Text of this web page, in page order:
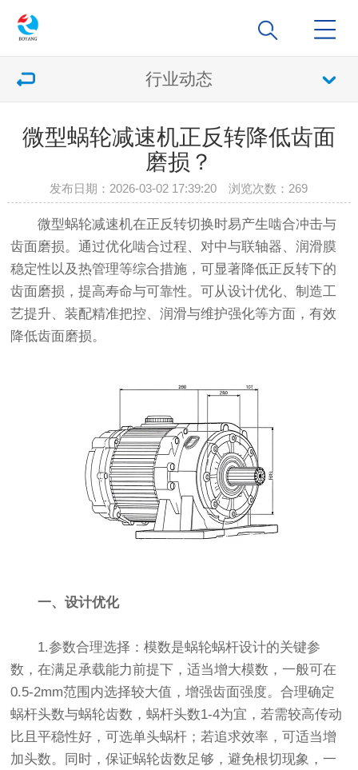
行业动态
微型蜗轮减速机正反转降低齿面
磨损？
发布日期：2026-03-02 17:39:20 浏览次数： 269
微型蜗轮减速机在正反转切换时易产生啮合冲击与
齿面磨损。通过优化啮合过程、对中与联轴器、润滑膜
稳定性以及热管理等综合措施，可显著降低正反转下的
齿面磨损，提高寿命与可靠性。可从设计优化、制造工
艺提升、装配精准把控、润滑与维护强化等方面，有效
降低齿面磨损。
一、设计优化
1.参数合理选择：模数是蜗轮蜗杆设计的关键参
数，在满足承载能力前提下，适当增大模数，一般可在
0.5-2mm范围内选择较大值，增强齿面强度。合理确定
蜗杆头数与蜗轮齿数，蜗杆头数1-4为宜，若需较高传动
比且平稳性好，可选单头蜗杆；若追求效率，可适当增
加头数。同时，保证蜗轮齿数足够，避免根切现象，一